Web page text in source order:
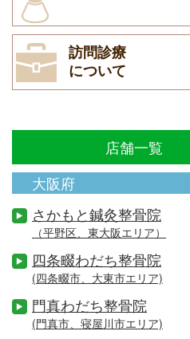
訪問診療
について
店舗一覧
大阪府
さかもと鍼灸整骨院
（平野区、東大阪エリア）
四条畷わだち整骨院
(四条畷市、大東市エリア)
門真わだち整骨院
(門真市、寝屋川市エリア)